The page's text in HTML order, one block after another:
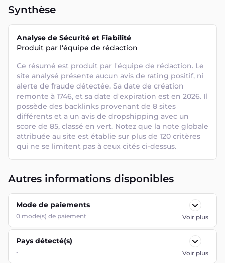
Synthèse
Analyse de Sécurité et Fiabilité
Produit par l'équipe de rédaction
Ce résumé est produit par l'équipe de rédaction. Le
site analysé présente aucun avis de rating positif, ni
alerte de fraude détectée. Sa date de création
remonte à 1746, et sa date d'expiration est en 2026. Il
possède des backlinks provenant de 8 sites
différents et a un avis de dropshipping avec un
score de 85, classé en vert. Notez que la note globale
attribuée au site est établie sur plus de 120 critères
qui ne se limitent pas à ceux cités ci-dessus.
Autres informations disponibles
Mode de paiements
0 mode(s) de paiement Voir plus
Pays détecté(s)
- Voir plus